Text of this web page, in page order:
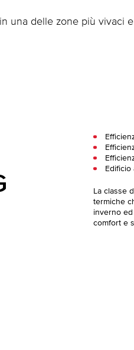
una delle zone più vivaci e
La classe
termiche
inverno
comfort e